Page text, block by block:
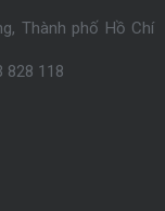
Thành phố Hồ Chí
828 118